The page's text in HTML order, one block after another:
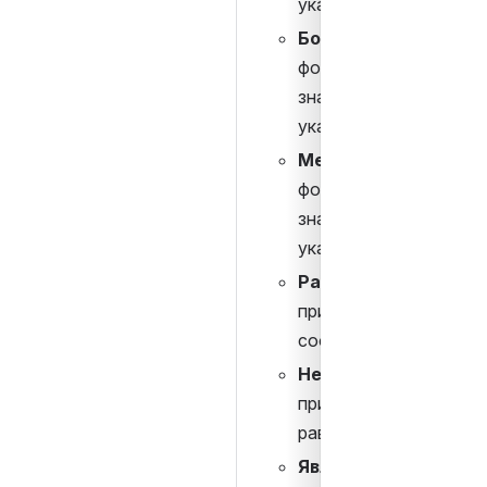
Больше или равно
форматирование
значение больше или
указанному числу.
Меньше или равно
форматирование
значение меньше или
указанному числу.
Равно
применяется, если
соответствует
Не равно
применяется, если
равно указанному
Является пустым